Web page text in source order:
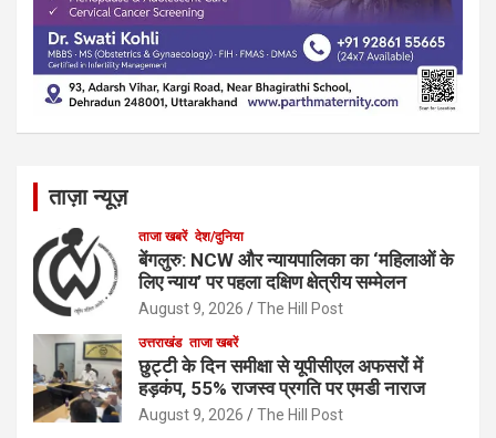
ताज़ा न्यूज़
ताजा खबरें देश/दुनिया
बेंगलुरु: NCW और न्यायपालिका का ‘महिलाओं के
लिए न्याय’ पर पहला दक्षिण क्षेत्रीय सम्मेलन
August 9, 2026 The Hill Post
उत्तराखंड ताजा खबरें
छुट्टी के दिन समीक्षा से यूपीसीएल अफसरों में
हड़कंप, 55% राजस्व प्रगति पर एमडी नाराज
August 9, 2026 The Hill Post